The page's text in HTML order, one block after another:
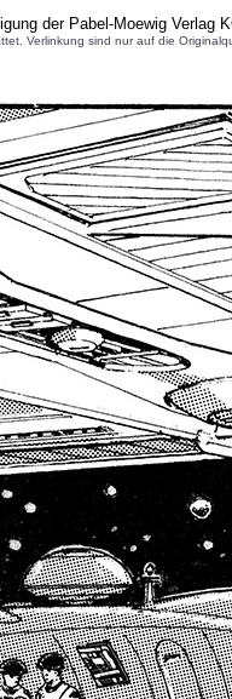
der Pabel-Moewig Verlag
Verlinkung sind nur auf die